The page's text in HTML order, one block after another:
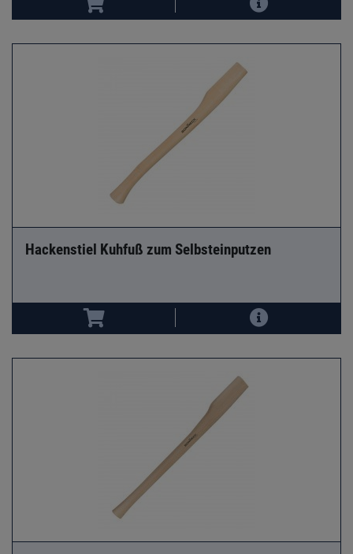
Hackenstiel Kuhfuß zum Selbsteinputzen